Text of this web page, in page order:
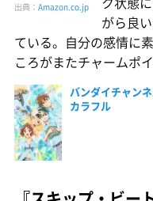
出典： Amazon.co.jp
がら良
ている。自分の感情に
ころがまたチャームポ
バンダイチャン
カラフル